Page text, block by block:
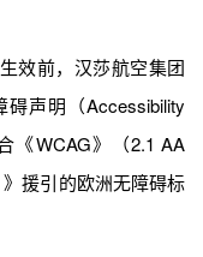
效前，汉莎航空集团
声明（Accessibility
《WCAG》（2.1 AA
援引的欧洲无障碍标